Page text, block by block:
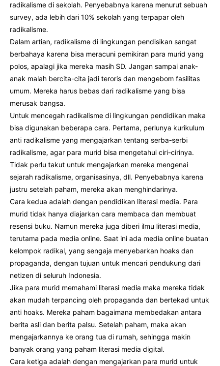
radikalisme di sekolah. Penyebabnya karena menurut sebuah
survey, ada lebih dari 10% sekolah yang terpapar oleh
radikalisme.
Dalam artian, radikalisme di lingkungan pendisikan sangat
berbahaya karena bisa meracuni pemikiran para murid yang
polos, apalagi jika mereka masih SD. Jangan sampai anak-
anak malah bercita-cita jadi teroris dan mengebom fasilitas
umum. Mereka harus bebas dari radikalisme yang bisa
merusak bangsa.
Untuk mencegah radikalisme di lingkungan pendidikan maka
bisa digunakan beberapa cara. Pertama, perlunya kurikulum
anti radikalisme yang mengajarkan tentang serba-serbi
radikalisme, agar para murid bisa mengetahui ciri-cirinya.
Tidak perlu takut untuk mengajarkan mereka mengenai
sejarah radikalisme, organisasinya, dll. Penyebabnya karena
justru setelah paham, mereka akan menghindarinya.
Cara kedua adalah dengan pendidikan literasi media. Para
murid tidak hanya diajarkan cara membaca dan membuat
resensi buku. Namun mereka juga diberi ilmu literasi media,
terutama pada media online. Saat ini ada media online buatan
kelompok radikal, yang sengaja menyebarkan hoaks dan
propaganda, dengan tujuan untuk mencari pendukung dari
netizen di seluruh Indonesia.
Jika para murid memahami literasi media maka mereka tidak
akan mudah terpancing oleh propaganda dan bertekad untuk
anti hoaks. Mereka paham bagaimana membedakan antara
berita asli dan berita palsu. Setelah paham, maka akan
mengajarkannya ke orang tua di rumah, sehingga makin
banyak orang yang paham literasi media digital.
Cara ketiga adalah dengan mengajarkan para murid untuk